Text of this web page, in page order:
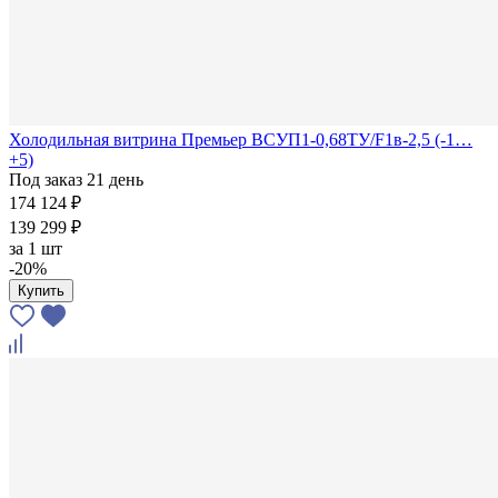
Холодильная витрина Премьер ВСУП1-0,68ТУ/F1в-2,5 (-1…
+5)
Под заказ 21 день
174 124 ₽
139 299 ₽
за 1 шт
-20%
Купить